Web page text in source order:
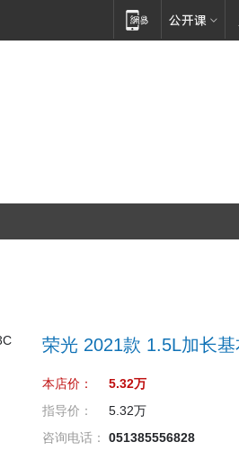
荣光 2021款 1.5L加长
本店价：
5.32万
指导价：
5.32万
咨询电话：
051385556828